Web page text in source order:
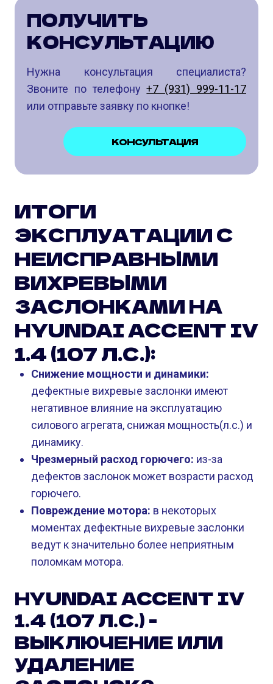
ПОЛУЧИТЬ
КОНСУЛЬТАЦИЮ
Нужна консультация специалиста?
Звоните по телефону+7 (931) 999-11-17
или отправьте заявку по кнопке!
КОНСУЛЬТАЦИЯ
ИТОГИ
ЭКСПЛУАТАЦИИ С
НЕИСПРАВНЫМИ
ВИХРЕВЫМИ
ЗАСЛОНКАМИ НА
HYUNDAI ACCENT IV
1.4 (107 Л.С.):
Снижение мощности и динамики:
дефектные вихревые заслонки имеют
негативное влияние на эксплуатацию
силового агрегата, снижая мощность(л.с.) и
динамику.
Чрезмерный расход горючего: из-за
дефектов заслонок может возрасти расход
горючего.
Повреждение мотора: в некоторых
моментах дефектные вихревые заслонки
ведут к значительно более неприятным
поломкам мотора.
HYUNDAI ACCENT IV
1.4 (107 Л.С.) -
ВЫКЛЮЧЕНИЕ ИЛИ
УДАЛЕНИЕ